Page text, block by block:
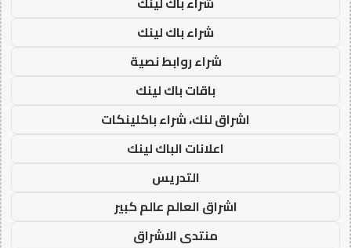
شراء باك لينك
شراء روابط نصية
باقات باك لينك
اشراق لنك، شراء باكلينكات
اعلانات الباك لينك
التدريس
اشراق العالم عالم كبير
منتدى الاشراق